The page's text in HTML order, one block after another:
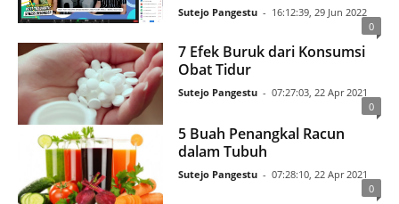
Sutejo Pangestu - 16:12:39, 29 Jun 2022
0
7 Efek Buruk dari Konsumsi
Obat Tidur
Sutejo Pangestu - 07:27:03, 22 Apr 2021
0
5 Buah Penangkal Racun
dalam Tubuh
Sutejo Pangestu - 07:28:10, 22 Apr 2021
0